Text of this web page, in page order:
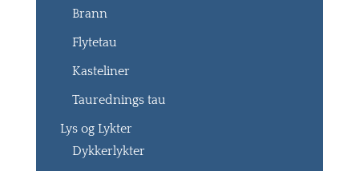
Brann
Flytetau
Kasteliner
Taurednings tau
Lys og Lykter
Dykkerlykter